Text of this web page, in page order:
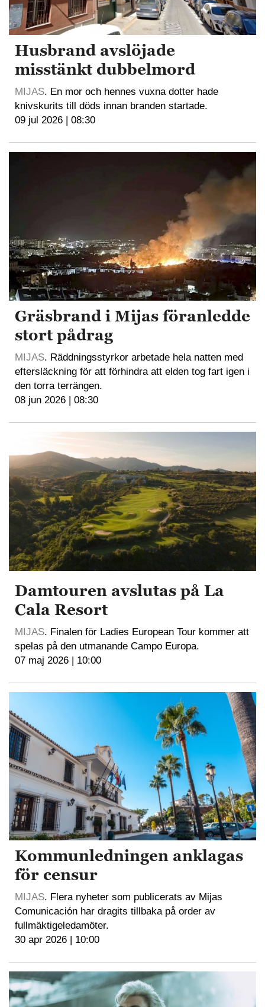
Husbrand avslöjade
misstänkt dubbelmord
MIJAS. En mor och hennes vuxna dotter hade
knivskurits till döds innan branden startade.
09 jul 2026 | 08:30
Gräsbrand i Mijas föranledde
stort pådrag
MIJAS. Räddningsstyrkor arbetade hela natten med
eftersläckning för att förhindra att elden tog fart igen i
den torra terrängen.
08 jun 2026 | 08:30
Damtouren avslutas på La
Cala Resort
MIJAS. Finalen för Ladies European Tour kommer att
spelas på den utmanande Campo Europa.
07 maj 2026 | 10:00
Kommunledningen anklagas
för censur
MIJAS. Flera nyheter som publicerats av Mijas
Comunicación har dragits tillbaka på order av
fullmäktigeledamöter.
30 apr 2026 | 10:00